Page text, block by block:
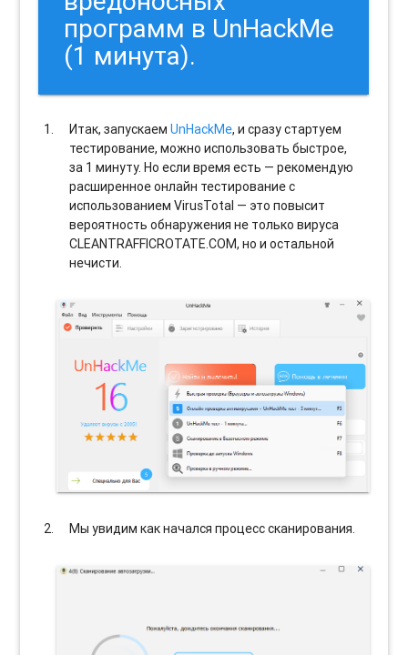
программ в UnHackMe
(1 минута).
Итак, запускаемUnHackMe, и сразу стартуем
тестирование, можно использовать быстрое,
за 1 минуту. Но если время есть — рекомендую
расширенное онлайн тестирование с
использованием VirusTotal — это повысит
вероятность обнаружения не только вируса
CLEANTRAFFICROTATE.COM, но и остальной
нечисти.
Мы увидим как начался процесс сканирования.